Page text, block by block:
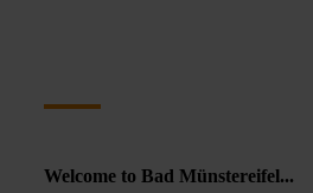
Welcome to Bad Münstereifel...